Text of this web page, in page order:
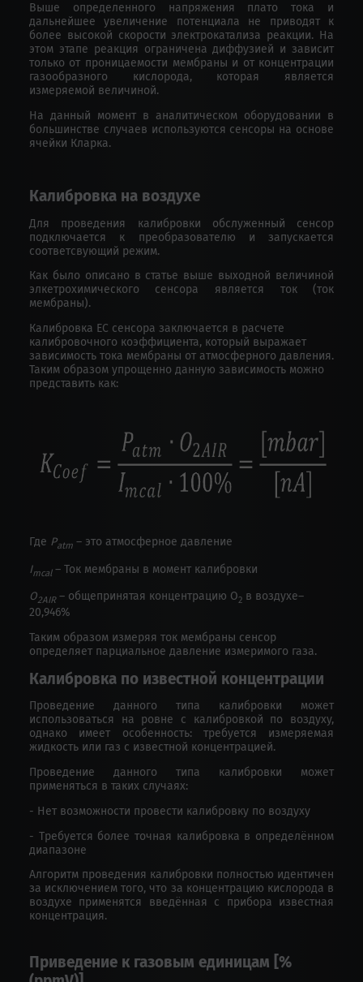
Выше определенного напряжения плато тока и
дальнейшее увеличение потенциала не приводят к
более высокой скорости электрокатализа реакции. На
этом этапе реакция ограничена диффузией и зависит
только от проницаемости мембраны и от концентрации
газообразного кислорода, которая является
измеряемой величиной.
На данный момент в аналитическом оборудовании в
большинстве случаев используются сенсоры на основе
ячейки Кларка.
Калибровка на воздухе
Для проведения калибровки обслуженный сенсор
подключается к преобразователю и запускается
соответсвующий режим.
Как было описано в статье выше выходной величиной
элкетрохимического сенсора является ток (ток
мембраны).
Калибровка ЕС сенсора заключается в расчете
калибровочного коэффициента, который выражает
зависимость тока мембраны от атмосферного давления.
Таким образом упрощенно данную зависимость можно
представить как:
Где Patm– это атмосферное давление
Imcal– Ток мембраны в момент калибровки
O2AIR– общепринятая концентрацию О2в воздухе–
20,946%
Таким образом измеряя ток мембраны сенсор
определяет парциальное давление измеримого газа.
Калибровка по известной концентрации
Проведение данного типа калибровки может
использоваться на ровне с калибровкой по воздуху,
однако имеет особенность: требуется измеряемая
жидкость или газ с известной концентрацией.
Проведение данного типа калибровки может
применяться в таких случаях:
- Нет возможности провести калибровку по воздуху
- Требуется более точная калибровка в определённом
диапазоне
Алгоритм проведения калибровки полностью идентичен
за исключением того, что за концентрацию кислорода в
воздухе применятся введённая с прибора известная
концентрация.
Приведение к газовым единицам [%